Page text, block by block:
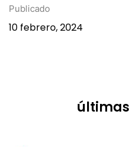
10 febrero, 2024